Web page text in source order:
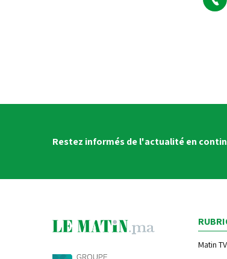
Restez informés de l'actualité en
Matin TV